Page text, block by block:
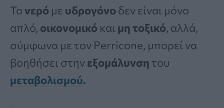
Τονερό με υδρογόνο δεν είναι μόνο
απλό, οικονομικό και μη τοξικό, αλλά,
σύμφωνα με τον Perricone, μπορεί να
βοηθήσει στην εξομάλυνση του
μεταβολισμού.